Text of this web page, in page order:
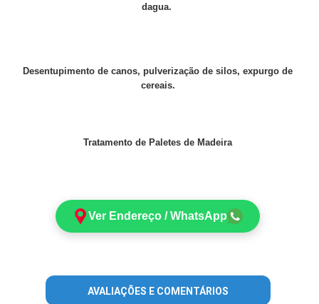
dagua.
Desentupimento de canos, pulverização de silos, expurgo de
cereais.
Tratamento de Paletes de Madeira
Ver Endereço / WhatsApp
AVALIAÇÕES E COMENTÁRIOS